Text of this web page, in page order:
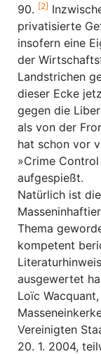
90. [2]
privatisierte
insofern eine
der
Landstrichen
dieser Ecke
gegen die
als von der
hat schon vor
»Crime
aufgespießt.
Natürlich ist
Thema
kompetent
ausgewertet
Loïc
Vereinigten
20. 1. 2004,